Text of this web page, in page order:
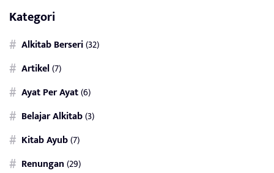
Kategori
Alkitab Berseri(32)
Artikel(7)
Ayat Per Ayat(6)
Belajar Alkitab(3)
Kitab Ayub(7)
Renungan(29)